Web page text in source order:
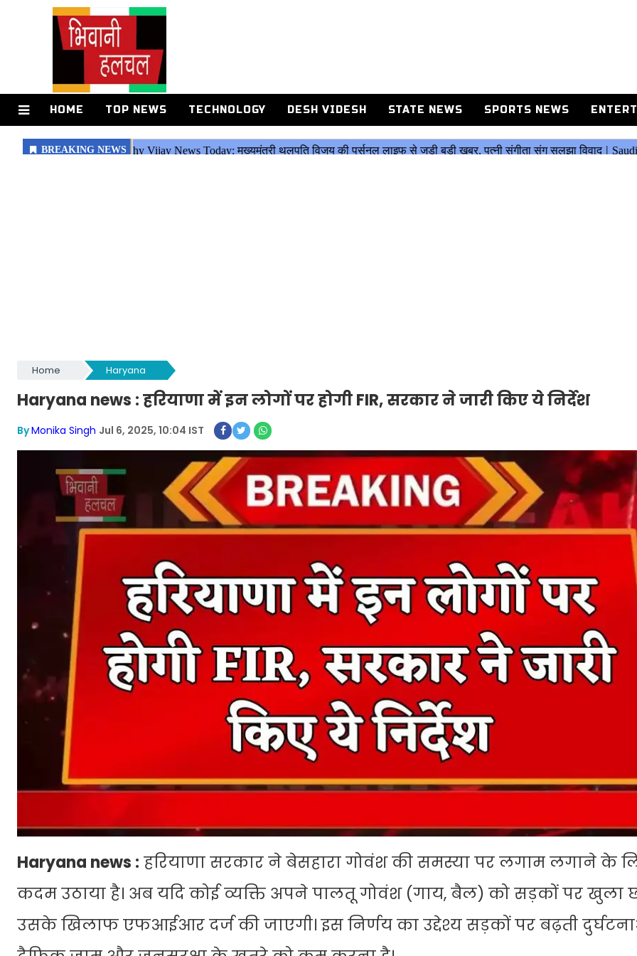
HOME TOP NEWS TECHNOLOGY DESH VIDESH STATE NEWS SPORTS NEWS
Home Haryana
Haryana news : हरियाणा में इन लोगों पर होगी FIR, सरकार ने जारी किए ये निर्देश
ByMonika Singh Jul 6, 2025, 10:04 IST
Haryana news : हरियाणा सरकार ने बेसहारा गोवंश की समस्या पर लगाम लगाने के
कदम उठाया है। अब यदि कोई व्यक्ति अपने पालतू गोवंश (गाय, बैल) को सड़कों पर खुला
उसके खिलाफ एफआईआर दर्ज की जाएगी। इस निर्णय का उद्देश्य सड़कों पर बढ़ती